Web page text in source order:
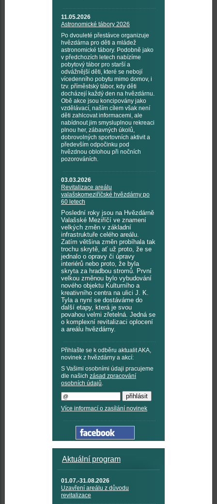
11.05.2026
Astronomické tábory 2026
Po dvouleté přestávce organizuje
hvězdárna pro děti a mládež
astronomické tábory. Podobně jako
v předchozích letech nabízíme
pobytový tábor pro starší a
odvážnější děti, které se nebojí
vícedenního pobytu mimo domov, i
tzv. příměstský tábor, kdy děti
docházejí každý den na hvězdárnu.
Obě akce jsou koncipovány jako
vzdělávací, naším cílem však není
děti zahlcovat informacemi, ale
nabídnout jim smysluplnou rekreaci
plnou her, zábavných úkolů,
dobrovolných sportovních aktivit a
především odpočinku pod
hvězdnou oblohou při nočních
pozorováních.
03.03.2026
Revitalizace areálu
valašskomeziříčské hvězdárny po
60 letech
Poslední roky jsou na Hvězdárně
Valašské Meziříčí ve znamení
velkých změn v základní
infrastruktuře celého areálu.
Zatím většina změn probíhala tak
trochu skrytě, ať už proto, že se
jednalo o opravy či úpravy
interiérů nebo proto, že byla
skryta za hradbou stromů. První
velkou změnou bylo vybudování
nového objektu Kulturního a
kreativního centra na ulici J. K.
Tyla a nyní se dostáváme do
další etapy, která je svou
povahou velmi zřetelná. Jedná se
o komplexní revitalizaci oplocení
a areálu hvězdárny.
Přihlašte se k odběru aktualit AKA,
novinek z hvězdárny a akcí:
S Vašimi osobními údaji pracujeme
dle našich zásad zpracování
osobních údajů.
Více informací o zasílání novinek
Aktuální program
01.07.-31.08.2026
Uzavření areálu z důvodu
revitalizace